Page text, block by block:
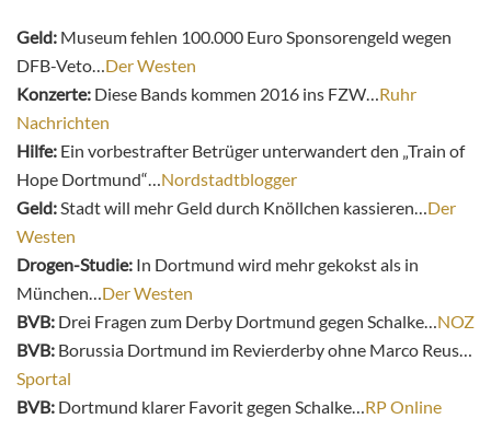
Geld: Museum fehlen 100.000 Euro Sponsorengeld wegen
DFB-Veto… Der Westen
Konzerte: Diese Bands kommen 2016 ins FZW… Ruhr
Nachrichten
Hilfe: Ein vorbestrafter Betrüger unterwandert den „Train of
Hope Dortmund“… Nordstadtblogger
Geld: Stadt will mehr Geld durch Knöllchen kassieren… Der
Westen
Drogen-Studie: In Dortmund wird mehr gekokst als in
München… Der Westen
BVB: Drei Fragen zum Derby Dortmund gegen Schalke… NOZ
BVB: Borussia Dortmund im Revierderby ohne Marco Reus…
Sportal
BVB: Dortmund klarer Favorit gegen Schalke… RP Online